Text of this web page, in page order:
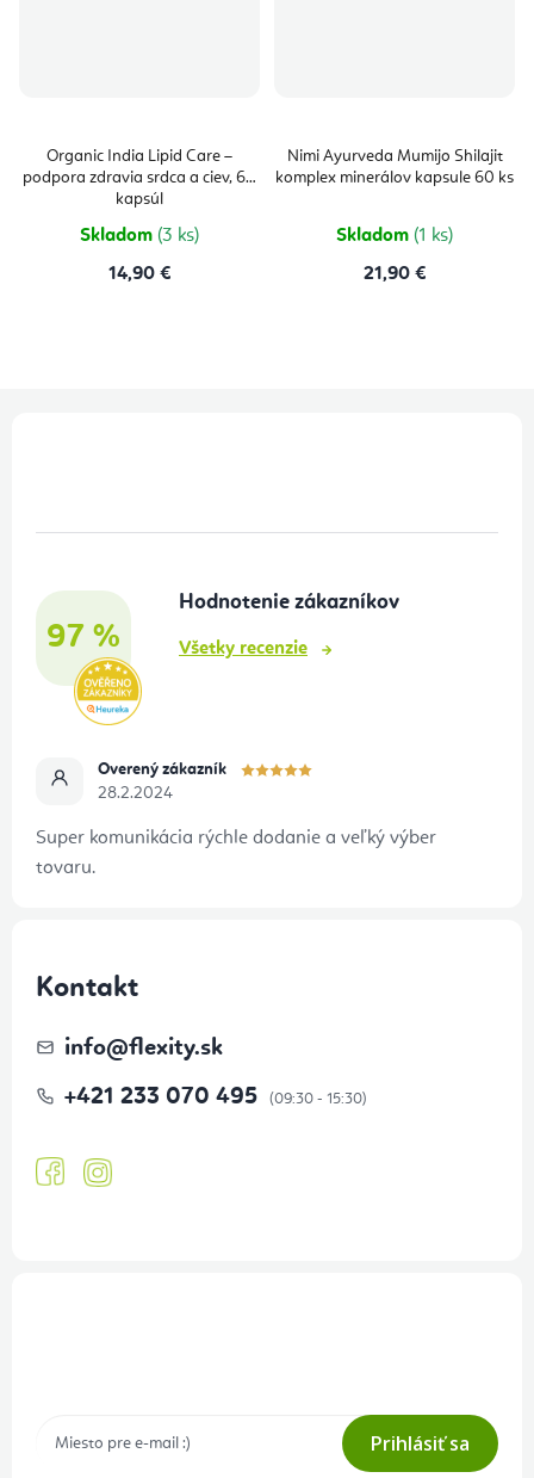
Organic India Lipid Care –
podpora zdravia srdca a ciev, 60
kapsúl
Skladom (3 ks)
14,90 €
Nimi Ayurveda Mumijo Shilajit
komplex minerálov kapsule 60 ks
Skladom (1 ks)
21,90 €
97 %
Hodnotenie zákazníkov
Všetky recenzie
Overený zákazník
28.2.2024
Super komunikácia rýchle dodanie a veľký výber
tovaru.
Kontakt
info@flexity.sk
+421 233 070 495
Prihlásiť sa